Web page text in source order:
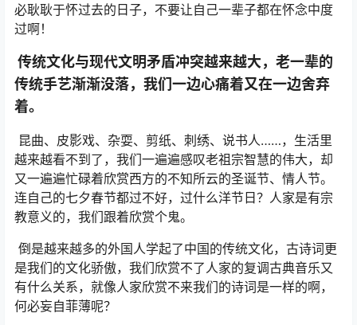
必耿耿于怀过去的日子，不要让自己一辈子都在怀念中度
过啊！
传统文化与现代文明矛盾冲突越来越大，老一辈的
传统手艺渐渐没落，我们一边心痛着又在一边舍弃
着。
昆曲、皮影戏、杂耍、剪纸、刺绣、说书人……，生活里
越来越看不到了，我们一遍遍感叹老祖宗智慧的伟大，却
又一遍遍忙碌着欣赏西方的不知所云的圣诞节、情人节。
连自己的七夕春节都过不好，过什么洋节日？人家是有宗
教意义的，我们跟着欣赏个鬼。
倒是越来越多的外国人学起了中国的传统文化，古诗词更
是我们的文化骄傲，我们欣赏不了人家的复调古典音乐又
有什么关系，就像人家欣赏不来我们的诗词是一样的啊，
何必妄自菲薄呢？